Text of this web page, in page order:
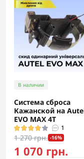
В наличии
Система сброса
Кажанской на
EVO MAX 4T
1
1 270 грн. -16%
1 070 грн.